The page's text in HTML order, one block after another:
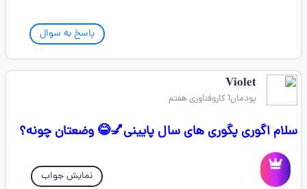
پاسخ به سوال
𝐕𝐢𝐨𝐥𝐞𝐭
پودمان1 کاروفناوری هفتم
سلام اگوری پگوری های سال پایینی💅😂 وضعتان چونه؟
نمایش جواب